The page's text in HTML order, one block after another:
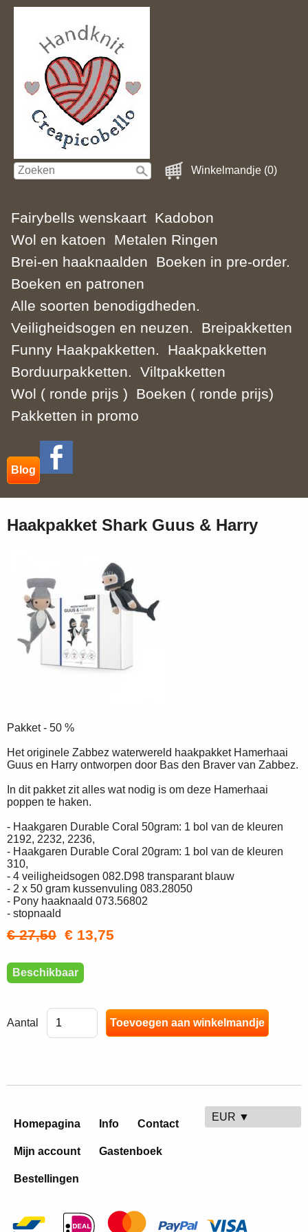
Winkelmandje (0)
Fairybells wenskaart Kadobon
Wol en katoen
Metalen Ringen
Brei-en haaknaalden
Boeken in pre-order.
Boeken en patronen
Alle soorten benodigdheden.
Veiligheidsogen en neuzen.
Breipakketten
Funny Haakpakketten.
Haakpakketten
Borduurpakketten.
Viltpakketten
Wol ( ronde prijs )
Boeken ( ronde prijs)
Pakketten in promo
Blog
Haakpakket Shark Guus & Harry
Pakket - 50 %
Het originele Zabbez waterwereld haakpakket Hamerhaai
Guus en Harry ontworpen door Bas den Braver van Zabbez.
In dit pakket zit alles wat nodig is om deze Hamerhaai
poppen te haken.
- Haakgaren Durable Coral 50gram: 1 bol van de kleuren
2192, 2232, 2236,
- Haakgaren Durable Coral 20gram: 1 bol van de kleuren
310,
- 4 veiligheidsogen 082.D98 transparant blauw
- 2 x 50 gram kussenvuling 083.28050
- Pony haaknaald 073.56802
- stopnaald
€ 27,50 € 13,75
Beschikbaar
Aantal
Homepagina Info Contact
Mijn account Gastenboek
Bestellingen
EUR ▼